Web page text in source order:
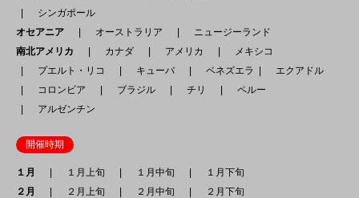
シンガポール
オセアニア
オーストラリア
ニュージーランド
南北アメリカ
カナダ アメリカ
メキシコ
プエルト・リコ
キューバ ベネズエラ
エクアドル
コロンビア
ブラジル チリ
ペルー
アルゼンチン
開催時期
１月 １月上旬 １月中旬
１月下旬
２月
２月上旬 ２月中旬
２月下旬